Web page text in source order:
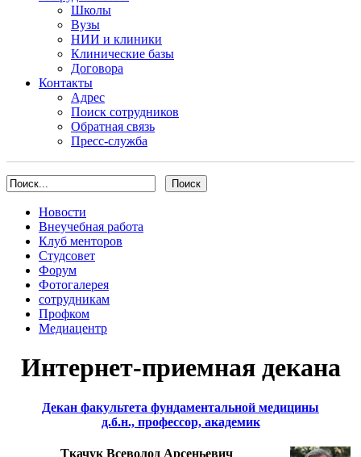
Школы
Вузы
НИИ и клиники
Клинические базы
Договора
Контакты
Адрес
Поиск сотрудников
Обратная связь
Пресс-служба
Новости
Внеучебная работа
Клуб менторов
Студсовет
Форум
Фотогалерея
сотрудникам
Профком
Медиацентр
Интернет-приемная декана
Декан факультета фундаментальной медицины
д.б.н., профессор, академик
Ткачук Всеволод Арсеньевич